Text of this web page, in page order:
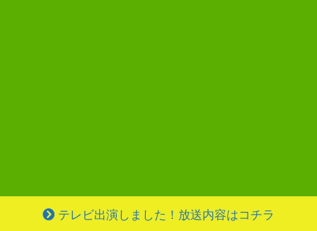
テレビ出演しました！放送内容はコチラ